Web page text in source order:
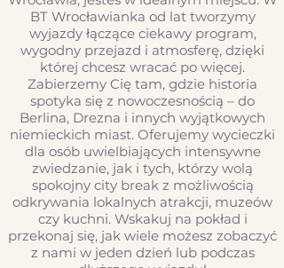
BT Wrocławianka od lat tworzymy
wyjazdy łączące ciekawy program,
wygodny przejazd i atmosferę, dzięki
której chcesz wracać po więcej.
Zabierzemy Cię tam, gdzie historia
spotyka się z nowoczesnością – do
Berlina, Drezna i innych wyjątkowych
niemieckich miast. Oferujemy wycieczki
dla osób uwielbiających intensywne
zwiedzanie, jak i tych, którzy wolą
spokojny city break z możliwością
odkrywania lokalnych atrakcji, muzeów
czy kuchni. Wskakuj na pokład i
przekonaj się, jak wiele możesz zobaczyć
z nami w jeden dzień lub podczas